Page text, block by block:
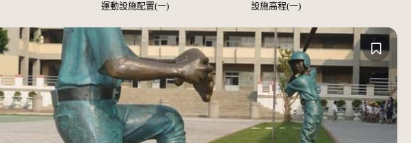
運動設施配置(一) 設施高程(一)